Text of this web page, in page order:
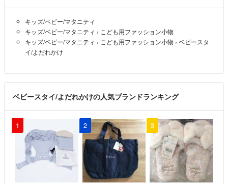
キッズ/ベビー/マタニティ
キッズ/ベビー/マタニティ › こども用ファッション小物
キッズ/ベビー/マタニティ › こども用ファッション小物 › ベビースタ
イ/よだれかけ
ベビースタイ/よだれかけの人気ブランドランキング
1 2 3